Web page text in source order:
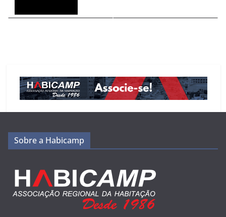
Sobre a Habicamp